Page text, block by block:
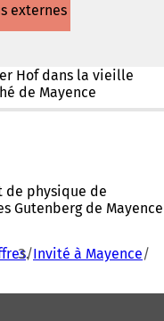
un
nouvel
externes
Hof dans la vieille
de Mayence
de physique de
Gutenberg de Mayence
Invité à Mayence